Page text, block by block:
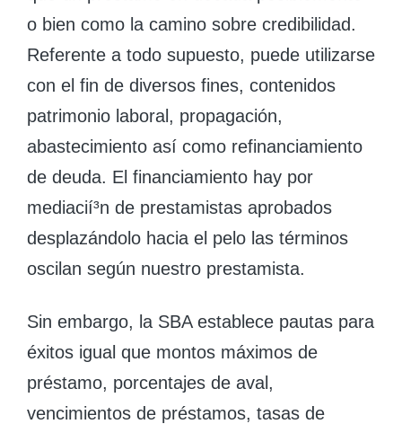
o bien como la camino sobre credibilidad.
Referente a todo supuesto, puede utilizarse
con el fin de diversos fines, contenidos
patrimonio laboral, propagación,
abastecimiento así­ como refinanciamiento
de deuda. El financiamiento hay por
mediacií³n de prestamistas aprobados
desplazándolo hacia el pelo las términos
oscilan según nuestro prestamista.
Sin embargo, la SBA establece pautas para
éxitos igual que montos máximos de
préstamo, porcentajes de aval,
vencimientos de préstamos, tasas de